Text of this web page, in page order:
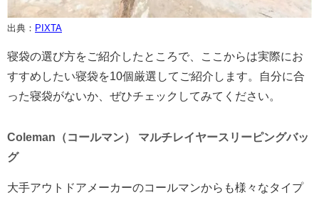
出典： PIXTA
寝袋の選び方をご紹介したところで、ここからは実際にお
すすめしたい寝袋を10個厳選してご紹介します。自分に合
った寝袋がないか、ぜひチェックしてみてください。
Coleman（コールマン） マルチレイヤースリーピングバッ
グ
大手アウトドアメーカーのコールマンからも様々なタイプ